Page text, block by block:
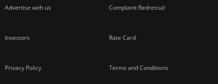
Advertise with us Complaint Redressal
Investors Rate Card
Privacy Policy Terms and Conditions